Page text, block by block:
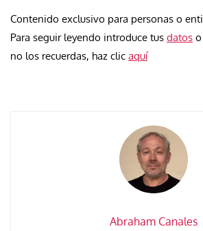
Contenido exclusivo para personas o
Para seguir leyendo introduce tus datos
no los recuerdas, haz clic aquí
Abraham Canales